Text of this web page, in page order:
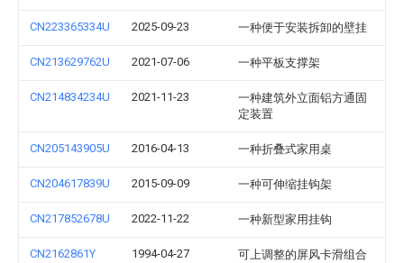
CN223365334U 2025-09-23 一种便于安装拆卸的壁挂
CN213629762U 2021-07-06 一种平板支撑架
CN214834234U 2021-11-23
一种建筑外立面铝方通固
定装置
CN205143905U 2016-04-13 一种折叠式家用桌
CN204617839U 2015-09-09 一种可伸缩挂钩架
CN217852678U 2022-11-22 一种新型家用挂钩
CN2162861Y 1994-04-27
可上调整的屏风卡滑组合